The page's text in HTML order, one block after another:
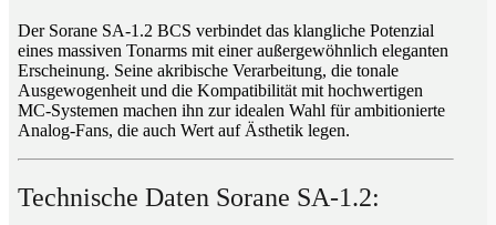
Der Sorane SA-1.2 BCS verbindet das klangliche Potenzial
eines massiven Tonarms mit einer außergewöhnlich eleganten
Erscheinung. Seine akribische Verarbeitung, die tonale
Ausgewogenheit und die Kompatibilität mit hochwertigen
MC-Systemen machen ihn zur idealen Wahl für ambitionierte
Analog-Fans, die auch Wert auf Ästhetik legen.
Technische Daten Sorane SA-1.2: